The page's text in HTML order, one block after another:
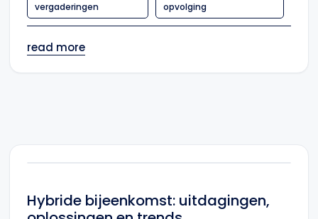
vergaderingen
opvolging
read more
Hybride bijeenkomst: uitdagingen,